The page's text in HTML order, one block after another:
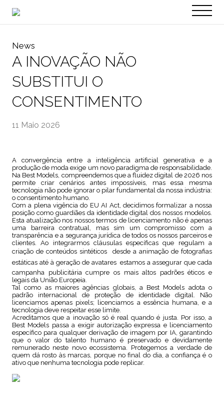
EN
News
A INOVAÇÃO NÃO
SUBSTITUI O
CONSENTIMENTO
11 Maio 2026
A convergência entre a inteligência artificial generativa e a
produção de moda exige um novo paradigma de responsabilidade.
Na Best Models, compreendemos que a fluidez digital de 2026 nos
permite criar cenários antes impossíveis, mas essa mesma
tecnologia não pode ignorar o pilar fundamental da nossa indústria:
o consentimento humano.
Com a plena vigência do EU AI Act, decidimos formalizar a nossa
posição como guardiães da identidade digital dos nossos modelos.
Esta atualização nos nossos termos de licenciamento não é apenas
uma barreira contratual, mas sim um compromisso com a
transparência e a segurança jurídica de todos os nossos parceiros e
clientes. Ao integrarmos cláusulas específicas que regulam a
criação de conteúdos sintéticos  desde a animação de fotografias
estáticas até à geração de avatares  estamos a assegurar que cada
campanha publicitária cumpre os mais altos padrões éticos e
legais da União Europeia.
Tal como as maiores agências globais, a Best Models adota o
padrão internacional de proteção de identidade digital. Não
licenciamos apenas pixels; licenciamos a essência humana, e a
tecnologia deve respeitar esse limite.
Acreditamos que a inovação só é real quando é justa. Por isso, a
Best Models passa a exigir autorização expressa e licenciamento
específico para qualquer derivação de imagem por IA, garantindo
que o valor do talento humano é preservado e devidamente
remunerado neste novo ecossistema. Protegemos a verdade de
quem dá rosto às marcas, porque no final do dia, a confiança é o
ativo que nenhuma tecnologia pode replicar.